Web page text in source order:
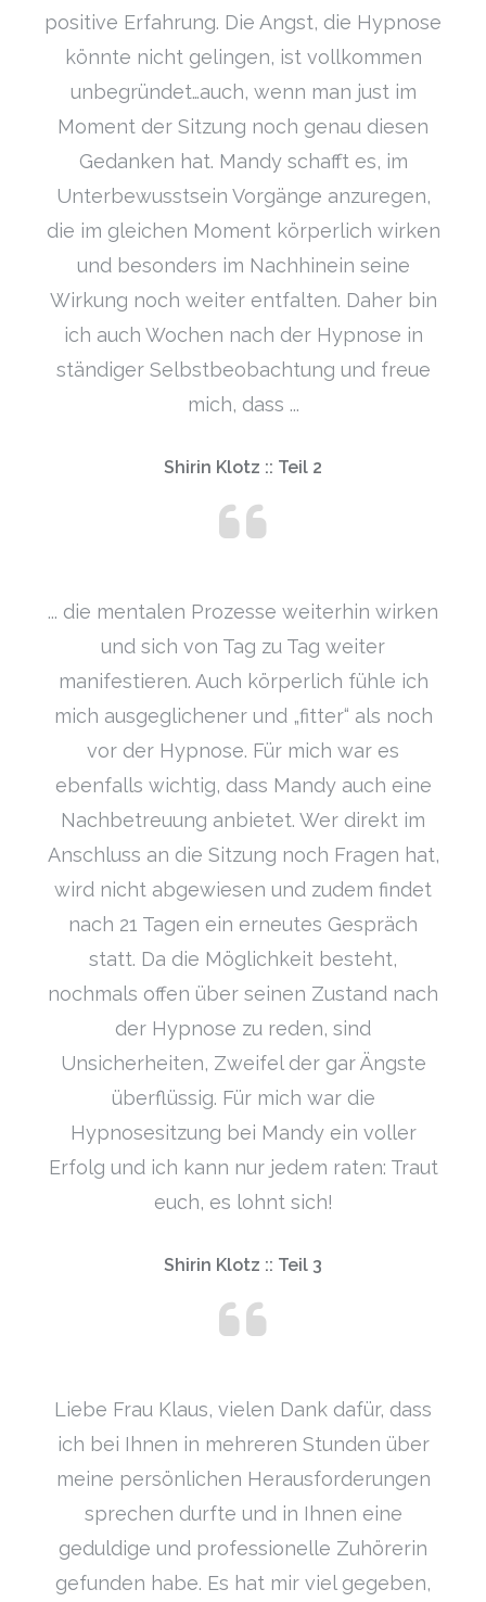
positive Erfahrung. Die Angst, die Hypnose
könnte nicht gelingen, ist vollkommen
unbegründet…auch, wenn man just im
Moment der Sitzung noch genau diesen
Gedanken hat. Mandy schafft es, im
Unterbewusstsein Vorgänge anzuregen,
die im gleichen Moment körperlich wirken
und besonders im Nachhinein seine
Wirkung noch weiter entfalten. Daher bin
ich auch Wochen nach der Hypnose in
ständiger Selbstbeobachtung und freue
mich, dass ...
Shirin Klotz :: Teil 2
... die mentalen Prozesse weiterhin wirken
und sich von Tag zu Tag weiter
manifestieren. Auch körperlich fühle ich
mich ausgeglichener und „fitter“ als noch
vor der Hypnose. Für mich war es
ebenfalls wichtig, dass Mandy auch eine
Nachbetreuung anbietet. Wer direkt im
Anschluss an die Sitzung noch Fragen hat,
wird nicht abgewiesen und zudem findet
nach 21 Tagen ein erneutes Gespräch
statt. Da die Möglichkeit besteht,
nochmals offen über seinen Zustand nach
der Hypnose zu reden, sind
Unsicherheiten, Zweifel der gar Ängste
überflüssig. Für mich war die
Hypnosesitzung bei Mandy ein voller
Erfolg und ich kann nur jedem raten: Traut
euch, es lohnt sich!
Shirin Klotz :: Teil 3
Liebe Frau Klaus, vielen Dank dafür, dass
ich bei Ihnen in mehreren Stunden über
meine persönlichen Herausforderungen
sprechen durfte und in Ihnen eine
geduldige und professionelle Zuhörerin
gefunden habe. Es hat mir viel gegeben,